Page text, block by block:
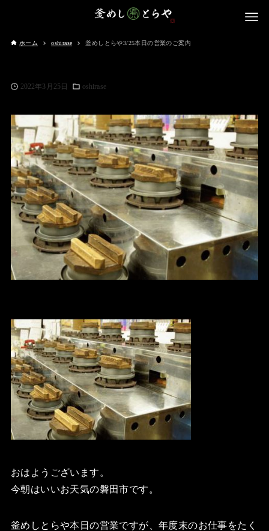
ホーム oshirase 釜めしとらや3/25本日の営業のご案内
2022年3月25日 oshirase
おはようございます。
今朝はいいお天気の磐田市です。
釜めしとらや本日の営業ですが、年度末のお仕事をたく